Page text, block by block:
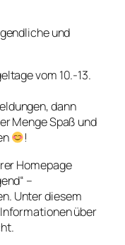
und
vom 10.-13.
dann
Menge Spaß und
!
Homepage
–
Unter diesem
über